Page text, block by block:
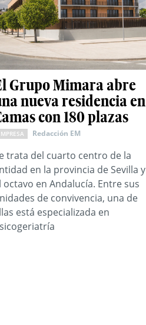
Grupo Mimara abre
nueva residencia en
con 180 plazas
Redacción EM
trata del cuarto centro de la
en la provincia de Sevilla y
octavo en Andalucía. Entre sus
de convivencia, una de
está especializada en